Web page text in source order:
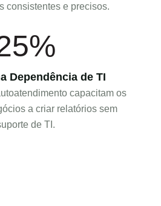
consistentes e precisos.
Dependência de TI
capacitam os
a criar relatórios sem
de TI.